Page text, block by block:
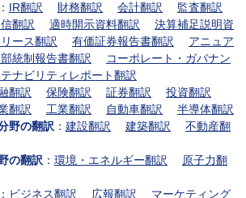
： IR翻訳 財務翻訳 会計翻訳
監査翻訳
翻訳 適時開示資料翻訳
決算補足説明資
ース翻訳 有価証券報告書翻訳
アニュア
統制報告書翻訳
コーポレート・ガバナン
ナビリティレポート翻訳
翻訳 保険翻訳 証券翻訳
投資翻訳
翻訳 工業翻訳 自動車翻訳
半導体翻訳
野の翻訳 ： 建設翻訳 建築翻訳
不動産翻
の翻訳 ： 環境・エネルギー翻訳
原子力翻
ビジネス翻訳 広報翻訳 マーケティング